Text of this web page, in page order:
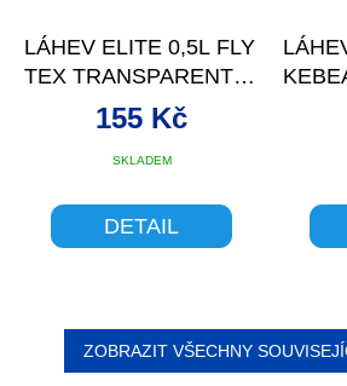
LÁHEV ELITE 0,5L FLY
TEX TRANSPARENTNÍ
ČERNÉ VÍČKO
SKLADEM
155 Kč
DETAIL
ZOBRAZIT VŠECHNY